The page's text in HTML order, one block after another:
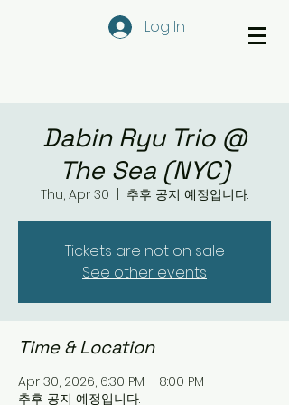
Log In
Dabin Ryu Trio @
The Sea (NYC)
Thu, Apr 30 추후 공지 예정입니다.
Tickets are not on sale
See other events
Time & Location
Apr 30, 2026, 6:30 PM – 8:00 PM
추후 공지 예정입니다.